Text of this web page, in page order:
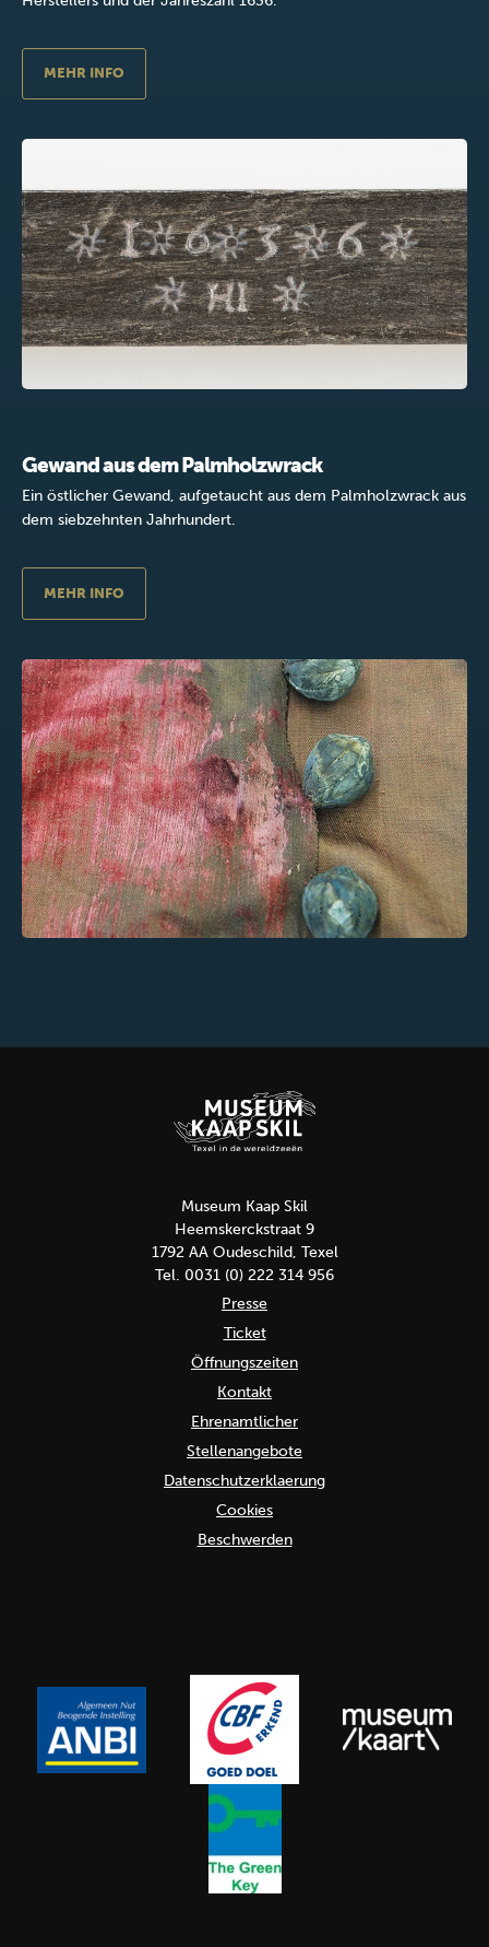
MEHR INFO
Gewand aus dem Palmholzwrack
Ein östlicher Gewand, aufgetaucht aus dem Palmholzwrack aus
dem siebzehnten Jahrhundert.
MEHR INFO
Museum Kaap Skil
Heemskerckstraat 9
1792 AA Oudeschild, Texel
Tel. 0031 (0) 222 314 956
Presse
Ticket
Öffnungszeiten
Kontakt
Ehrenamtlicher
Stellenangebote
Datenschutzerklaerung
Cookies
Beschwerden